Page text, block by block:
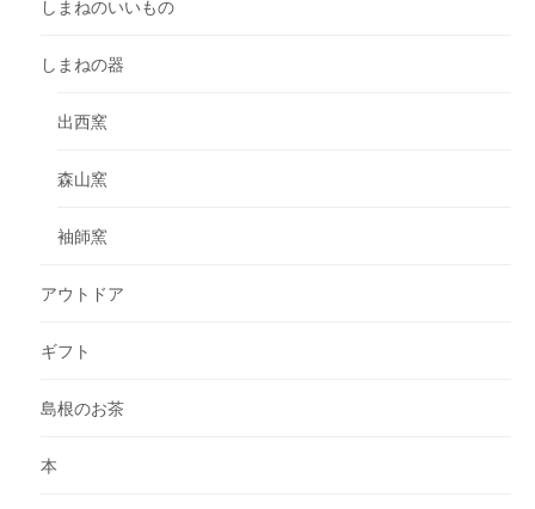
しまねのいいもの
しまねの器
出西窯
森山窯
袖師窯
アウトドア
ギフト
島根のお茶
本